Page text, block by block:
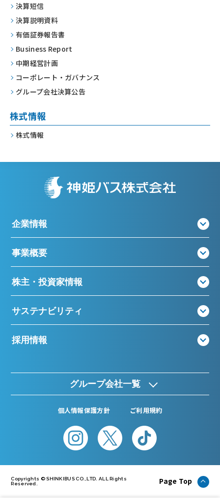
決算短信
決算説明資料
有価証券報告書
Business Report
中期経営計画
コーポレート・ ガバナンス
グループ会社決算公告
株式情報
株式情報
企業情報
事業概要
株主・投資家情報
サステナビリティ
採用情報
グループ会社一覧
個人情報保護方針 ご利用規約
Copyrights © SHINKIBUS CO.,LTD. ALL Rights
Reserved.
Page Top